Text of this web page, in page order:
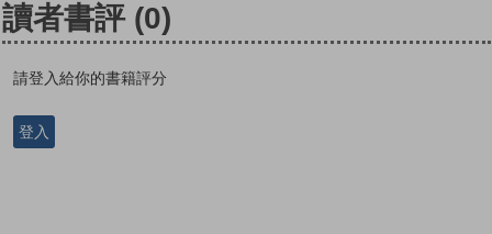
讀者書評 (0)
請登入給你的書籍評分
登入